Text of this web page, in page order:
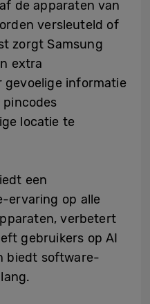
de apparaten van
versleuteld of
zorgt Samsung
extra
gevoelige informatie
locatie te
een
ervaring op alle
verbetert
gebruikers op AI
biedt software-